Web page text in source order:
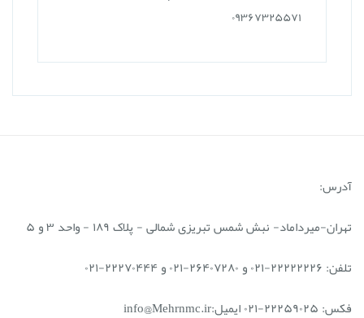
۰۹۳۶۷۳۲۵۵۷۱
آدرس:
تهران-میرداماد- نبش شمس تبریزی شمالی - پلاک ۱۸۹ - واحد ۳ و ۵
تلفن: ۲۲۲۲۲۲۲۶-۰۲۱ و ۲۶۴۰۷۲۸۰-۰۲۱ و ۲۲۲۷۰۴۴۴-۰۲۱
فکس: ۲۲۲۵۹۰۲۵-۰۲۱ ایمیل:info@Mehrnmc.ir